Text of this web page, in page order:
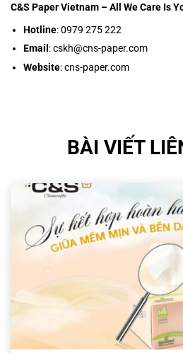
C&S Paper Vietnam – All We Care Is
Hotline: 0979 275 222
Email : cskh@cns-paper.com
Website:cns-paper.com
BÀI VIẾT